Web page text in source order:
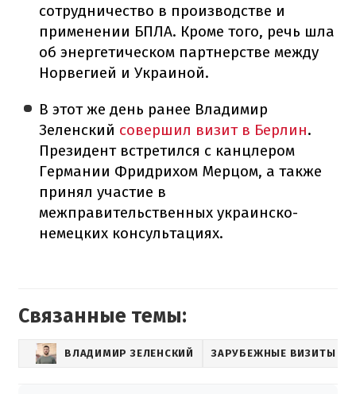
сотрудничество в производстве и
применении БПЛА. Кроме того, речь шла
об энергетическом партнерстве между
Норвегией и Украиной.
В этот же день ранее Владимир
Зеленский совершил визит в Берлин.
Президент встретился с канцлером
Германии Фридрихом Мерцом, а также
принял участие в
межправительственных украинско-
немецких консультациях.
Связанные темы:
ВЛАДИМИР ЗЕЛЕНСКИЙ ЗАРУБЕЖНЫЕ ВИЗИТЫ